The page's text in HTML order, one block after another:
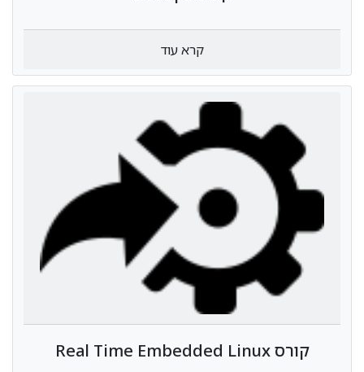
קרא עוד
קורס Real Time Embedded Linux